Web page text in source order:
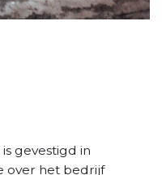
is gevestigd in
over het bedrijf